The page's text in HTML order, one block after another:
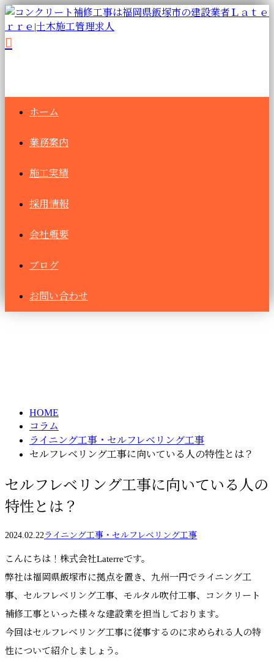
ホーム
業務案内
施工実績
採用情報
会社概要
ブログ
お問い合わせ
HOME
コラム
ライニング工事・セルフレベリング工事
セルフレベリング工事に向いている人の特性とは？
セルフレベリング工事に向いている人の
特性とは？
2024.02.22 ライニング工事・セルフレベリング工事
こんにちは！株式会社Laterreです。
弊社は福岡県飯塚市に拠点を置き、九州一円でライニング工
事、セルフレベリング工事、モルタル吹付工事、コンクリート
補修工事といった様々な建設業を担当しております。
今回はセルフレベリング工事に従事するのに求められる人の特
性について紹介しましょう。